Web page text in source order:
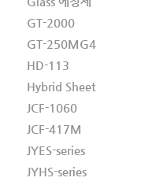
GT-2000
GT-250MG4
HD-113
Hybrid Sheet
JCF-1060
JCF-417M
JYES-series
JYHS-series